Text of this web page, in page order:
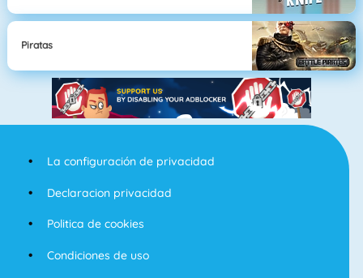
Piratas
La configuración de privacidad
Declaracion privacidad
Politica de cookies
Condiciones de uso